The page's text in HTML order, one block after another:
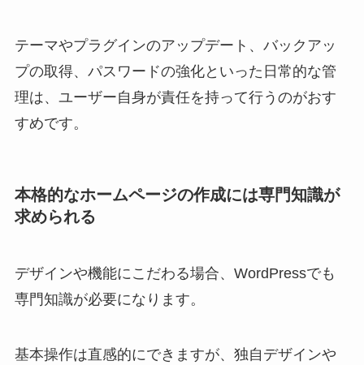
テーマやプラグインのアップデート、バックアッ
プの取得、パスワードの強化といった日常的な管
理は、ユーザー自身が責任を持って行うのがおす
すめです。
本格的なホームページの作成には専門知識が
求められる
デザインや機能にこだわる場合、WordPressでも
専門知識が必要になります。
基本操作は直感的にできますが、独自デザインや